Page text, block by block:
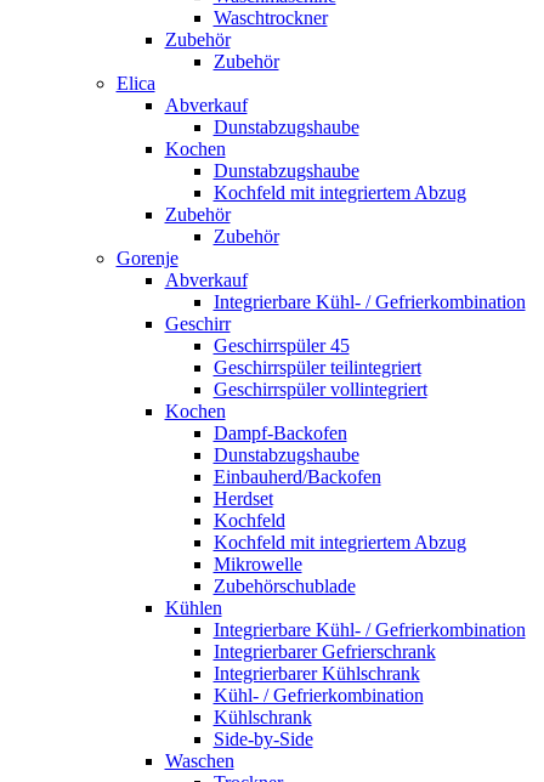
Waschtrockner
Zubehör
Zubehör
Elica
Abverkauf
Dunstabzugshaube
Kochen
Dunstabzugshaube
Kochfeld mit integriertem Abzug
Zubehör
Zubehör
Gorenje
Abverkauf
Integrierbare Kühl- / Gefrierkombination
Geschirr
Geschirrspüler 45
Geschirrspüler teilintegriert
Geschirrspüler vollintegriert
Kochen
Dampf-Backofen
Dunstabzugshaube
Einbauherd/Backofen
Herdset
Kochfeld
Kochfeld mit integriertem Abzug
Mikrowelle
Zubehörschublade
Kühlen
Integrierbare Kühl- / Gefrierkombination
Integrierbarer Gefrierschrank
Integrierbarer Kühlschrank
Kühl- / Gefrierkombination
Kühlschrank
Side-by-Side
Waschen